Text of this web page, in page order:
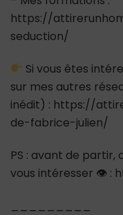
https://
seduction/
Si vous êtes
sur mes autres
inédit) : https://
de-fabrice-julien/
PS : avant de
vous intéresser 👁 :